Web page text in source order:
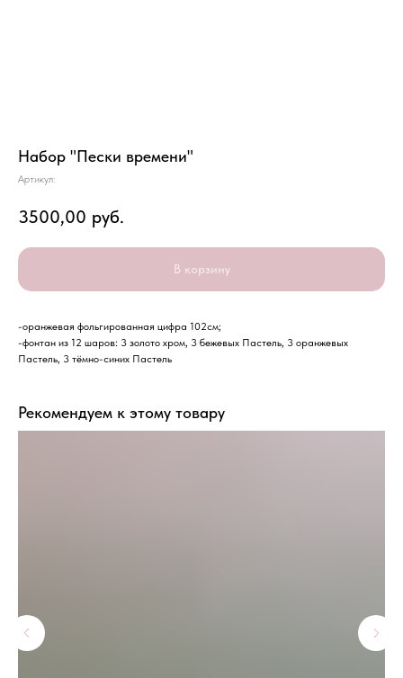
Набор "Пески времени"
Артикул:
3500,00 руб.
В корзину
-оранжевая фольгированная цифра 102см;
-фонтан из 12 шаров: 3 золото хром, 3 бежевых Пастель, 3 оранжевых
Пастель, 3 тёмно-синих Пастель
Рекомендуем к этому товару